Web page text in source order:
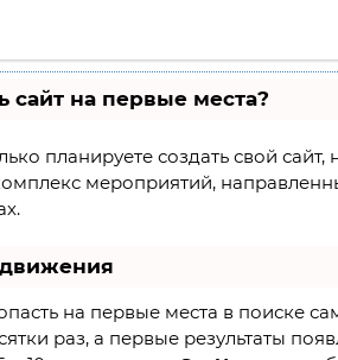
сайт на первые места?
планируете создать свой
мероприятий,
на первые места в поиске
раз, а первые результаты